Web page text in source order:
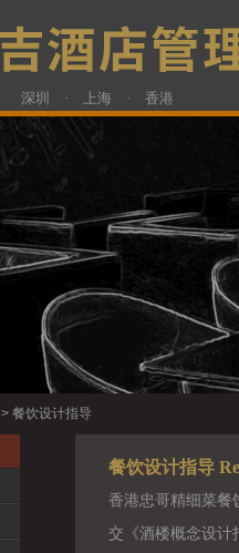
深圳 · 上海 · 香港
> 餐饮设计指导
餐饮设计指导
香港忠哥精细菜餐
交《酒楼概念设计